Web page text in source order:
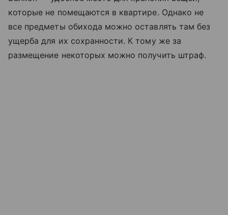
которые не помещаются в квартире. Однако не
все предметы обихода можно оставлять там без
ущерба для их сохранности. К тому же за
размещение некоторых можно получить штраф.